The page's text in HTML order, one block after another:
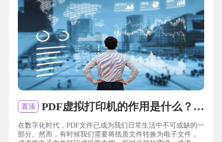
置顶 PDF虚拟打印机的作用是什么？如何使用PDF虚拟打印机？
在数字化时代，PDF文件已成为我们日常生活中不可或缺的一
部分。然而，有时候我们需要将纸质文件转换为电子文件，